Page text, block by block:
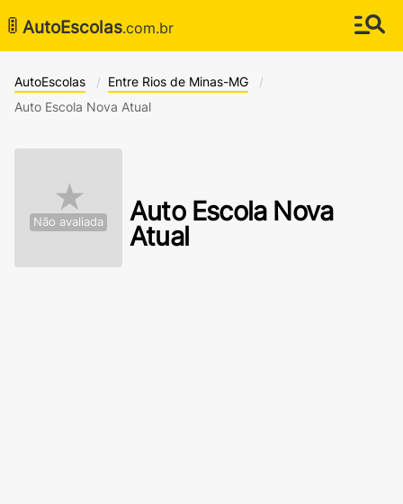
🚦 AutoEscolas.com.br
AutoEscolas
Entre Rios de Minas-MG
Auto Escola Nova Atual
★
Não avaliada
Auto Escola Nova
Atual